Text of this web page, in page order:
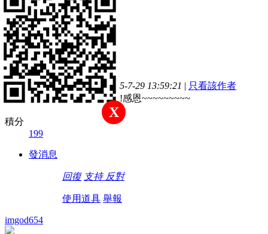
th3921128
11
主題
28
帖子
199
積分
註冊會員
積分
199
發消息
131#
發表於 2015-7-29 13:59:21 | 只看該作者
馬上來用看看!感恩~~~~~~~~~
回復 支持 反對
使用道具 舉報
imgod654
X